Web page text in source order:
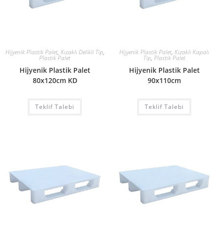
Hijyenik Plastik Palet, Kızaklı Delikli Tip,
Plastik Palet
Hijyenik Plastik Palet
80x120cm KD
Teklif Talebi
Hijyenik Plastik Palet, Kızaklı Kapalı
Tip, Plastik Palet
Hijyenik Plastik Palet
90x110cm
Teklif Talebi